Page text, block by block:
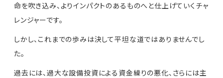
命を吹き込み、よりインパクトのあるものへと仕上げていくチャ
レンジャーです。
しかし、これまでの歩みは決して平坦な道ではありませんでし
た。
過去には、過大な設備投資による資金繰りの悪化、さらには主